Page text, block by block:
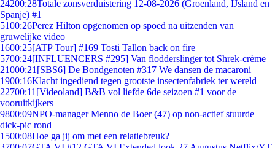
24200:28Totale zonsverduistering 12-08-2026 (Groenland, IJsland en
Spanje) #1
5100:26Perez Hilton opgenomen op spoed na uitzenden van
gruwelijke video
1600:25[ATP Tour] #169 Tosti Tallon back on fire
5700:24[INFLUENCERS #295] Van flodderslinger tot Shrek-crème
21000:21 [SBS6] De Bondgenoten #317 We dansen de macaroni
1900:16Klacht ingediend tegen grootste insectenfabriek ter wereld
22700:11 [Videoland] B&B vol liefde 6de seizoen #1 voor de
vooruitkijkers
9800:09NPO-manager Menno de Boer (47) op non-actief stuurde
dick-pic rond
1500:08Hoe ga jij om met een relatiebreuk?